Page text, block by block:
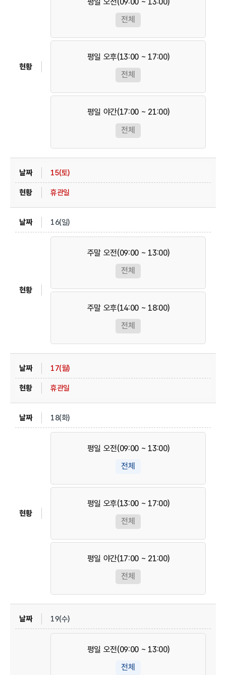
평일 오전(09:00 ~ 13:00)
전체
평일 오후(13:00 ~ 17:00)
전체
평일 야간(17:00 ~ 21:00)
전체
15(토)
휴관일
16(일)
주말 오전(09:00 ~ 13:00)
전체
주말 오후(14:00 ~ 18:00)
전체
17(월)
휴관일
18(화)
평일 오전(09:00 ~ 13:00)
전체
평일 오후(13:00 ~ 17:00)
전체
평일 야간(17:00 ~ 21:00)
전체
19(수)
평일 오전(09:00 ~ 13:00)
전체